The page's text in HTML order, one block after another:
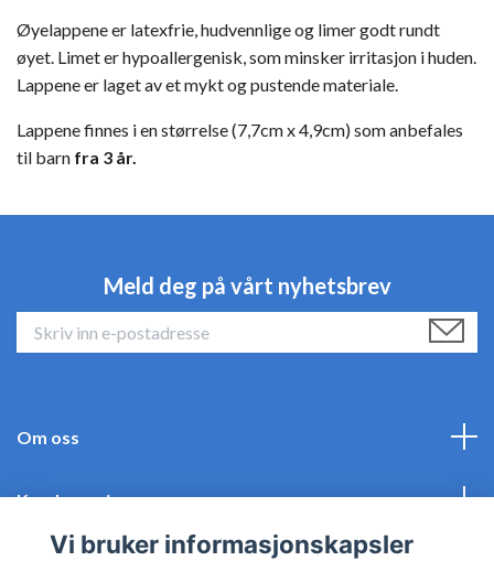
Øyelappene er latexfrie, hudvennlige og limer godt rundt
øyet. Limet er hypoallergenisk, som minsker irritasjon i huden.
Lappene er laget av et mykt og pustende materiale.
Lappene finnes i en størrelse (7,7cm x 4,9cm) som anbefales
til barn fra 3 år.
Meld deg på vårt nyhetsbrev
Om oss
Kundeservice
Vi bruker informasjonskapsler